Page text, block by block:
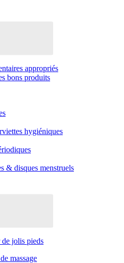
appropriés
bons produits
hygiéniques
& disques menstruels
jolis pieds
massage